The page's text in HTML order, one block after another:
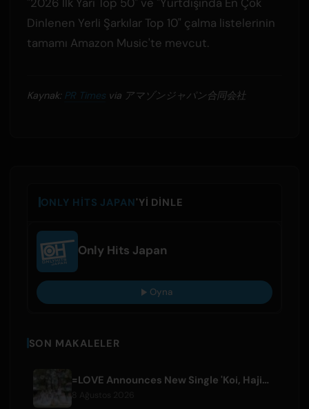
Dinlenen Yerli Şarkılar Top 10" çalma listelerinin
tamamı Amazon Music'te mevcut.
Kaynak: PR Timesvia アマゾンジャパン合同会社
ONLY HITS JAPAN'YI DINLE
Only Hits Japan
Oyna
SON MAKALELER
=LOVE Announces New Single 'Koi, Hajimemashita.' and Tokyo Dome Concerts